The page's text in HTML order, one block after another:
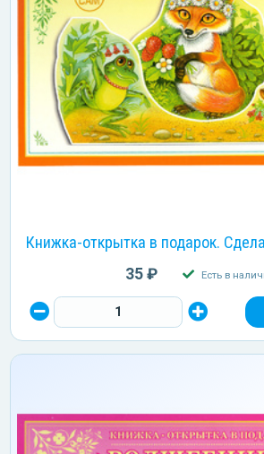
Книжка-открытка в подарок.
35 ₽ Есть в